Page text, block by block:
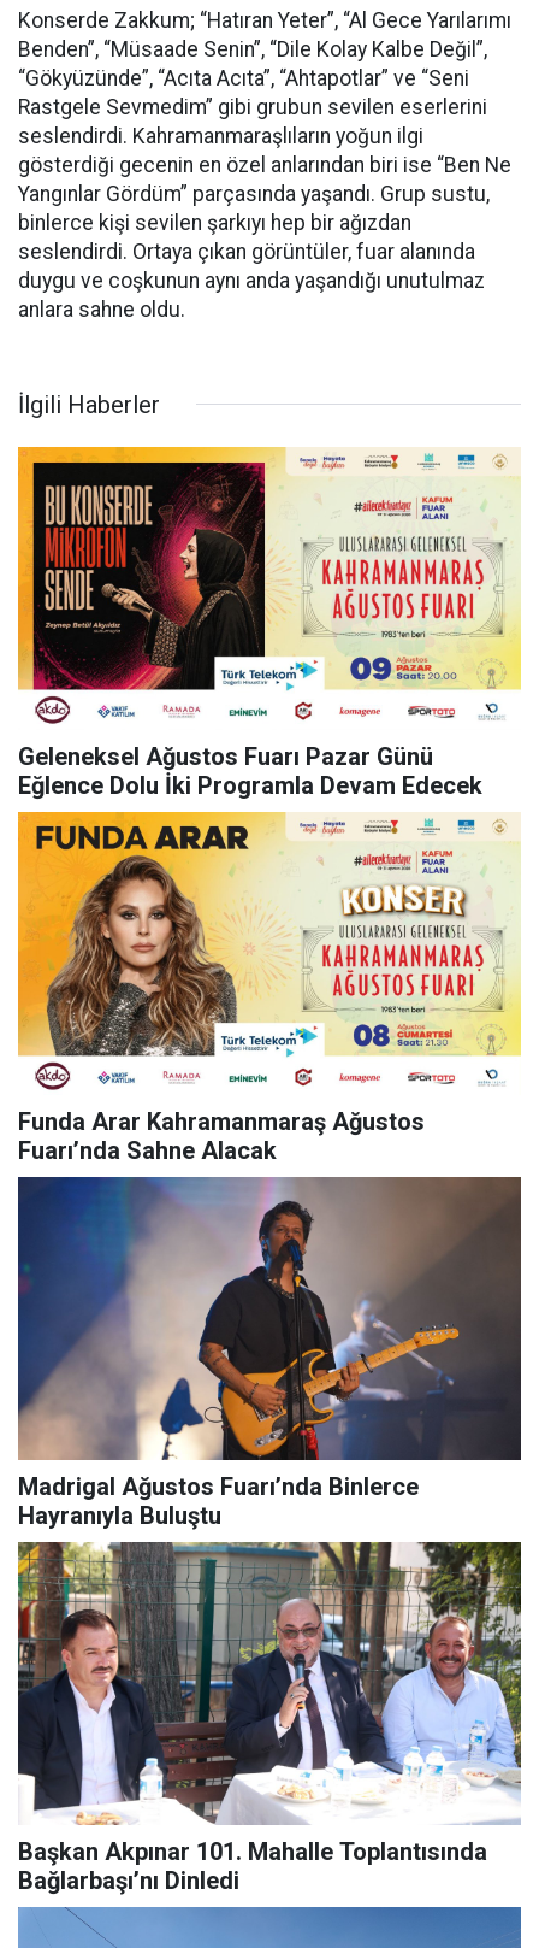
Konserde Zakkum; “Hatıran Yeter”, “Al Gece Yarılarımı
Benden”, “Müsaade Senin”, “Dile Kolay Kalbe Değil”,
“Gökyüzünde”, “Acıta Acıta”, “Ahtapotlar” ve “Seni
Rastgele Sevmedim” gibi grubun sevilen eserlerini
seslendirdi. Kahramanmaraşlıların yoğun ilgi
gösterdiği gecenin en özel anlarından biri ise “Ben Ne
Yangınlar Gördüm” parçasında yaşandı. Grup sustu,
binlerce kişi sevilen şarkıyı hep bir ağızdan
seslendirdi. Ortaya çıkan görüntüler, fuar alanında
duygu ve coşkunun aynı anda yaşandığı unutulmaz
anlara sahne oldu.
İlgili Haberler
Geleneksel Ağustos Fuarı Pazar Günü
Eğlence Dolu İki Programla Devam Edecek
Funda Arar Kahramanmaraş Ağustos
Fuarı’nda Sahne Alacak
Madrigal Ağustos Fuarı’nda Binlerce
Hayranıyla Buluştu
Başkan Akpınar 101. Mahalle Toplantısında
Bağlarbaşı’nı Dinledi